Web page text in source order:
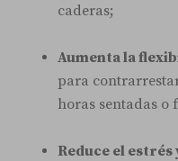
caderas;
Aumenta la
para
horas sentadas o
Reduce el